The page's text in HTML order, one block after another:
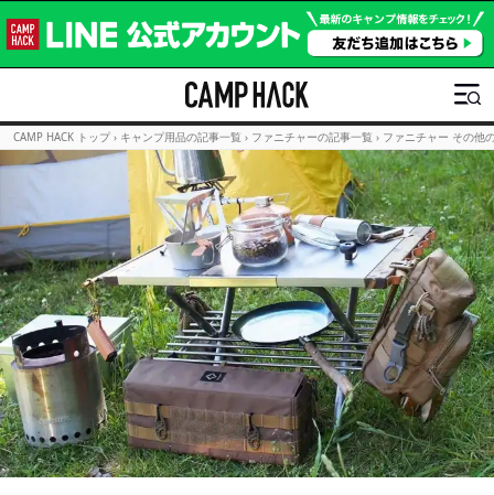
CAMP HACK トップ › キャンプ用品の記事一覧 › ファニチャーの記事一覧 › ファニチャー その他